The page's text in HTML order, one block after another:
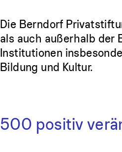
Die Berndorf
als auch außerhalb der
Institutionen
Bildung und Kultur.
500 positiv